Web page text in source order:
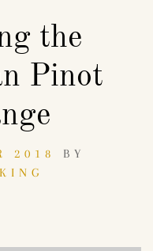
the
Pinot
2018
BY